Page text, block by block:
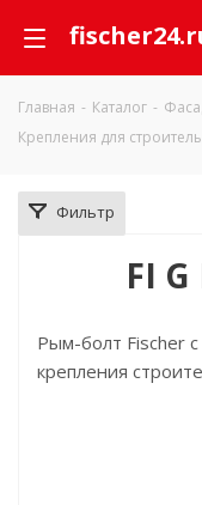
Главная - Каталог -
Крепления для
Фильтр
FI
Рым-болт Fischer
крепления